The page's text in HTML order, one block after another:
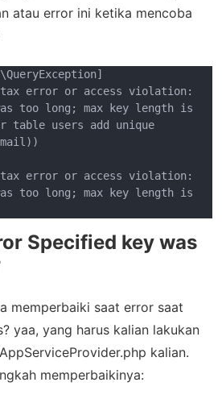
atau error ini ketika mencoba
error or access violation:
too long; max key length is
table users add unique
error or access violation:
too long; max key length is
Specified key was
memperbaiki saat error saat
yaa, yang harus kalian lakukan
kalian.
memperbaikinya: